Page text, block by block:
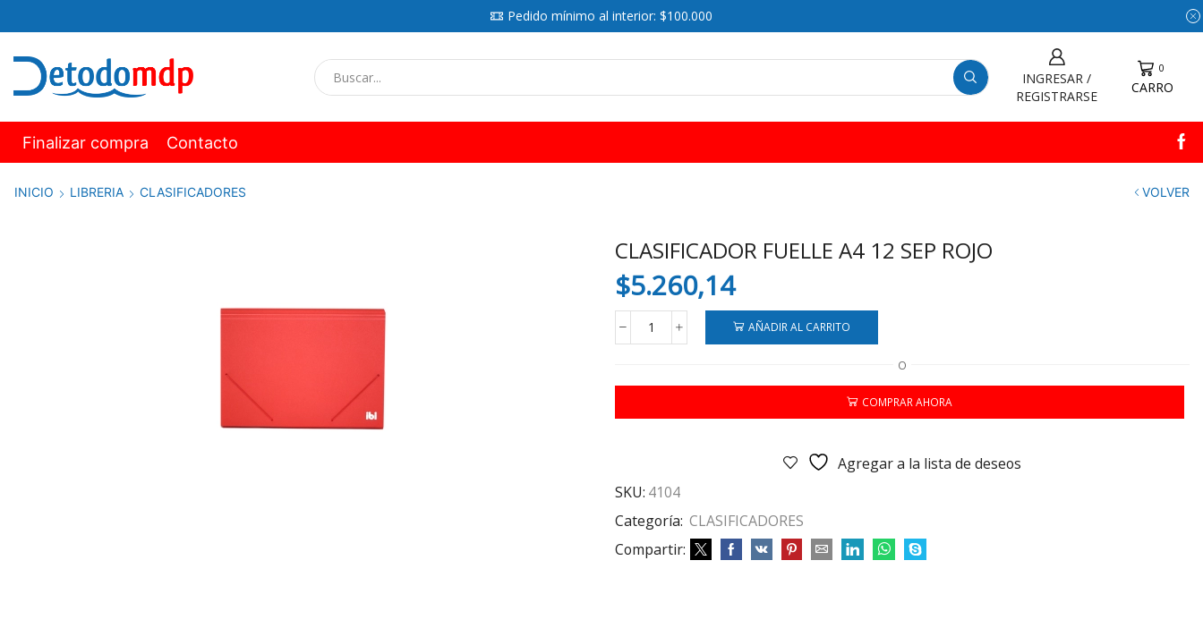
Pedido mínimo al interior: $100.000
INGRESAR /
REGISTRARSE
0
CARRO
Finalizar compra Contacto
INICIO LIBRERIA CLASIFICADORES VOLVER
CLASIFICADOR FUELLE A4 12 SEP ROJO
$5.260,14
CLASIFICADOR
12
ROJO
AÑADIR AL CARRITO
O
COMPRAR AHORA
Agregar a la lista de deseos
SKU: 4104
Categoría: CLASIFICADORES
Compartir: